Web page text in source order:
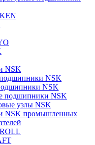
NSK
NSK
NSK
подшипники NSK
узлы NSK
NSK промышленных